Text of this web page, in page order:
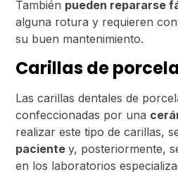
También pueden repararse
alguna rotura y requieren
su buen mantenimiento.
Carillas de
Las carillas dentales de
confeccionadas por una
realizar este tipo de carillas,
pacientey, posteriormente,
en los laboratorios